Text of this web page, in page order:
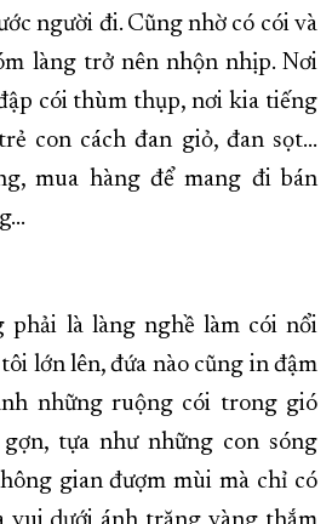
người đi. Cũng nhờ có cói và
làng trở nên nhộn nhịp. Nơi
cói thùm thụp, nơi kia tiếng
con cách đan giỏ, đan sọt…
mua hàng để mang đi bán
phải là làng nghề làm cói nổi
lớn lên, đứa nào cũng in đậm
những ruộng cói trong gió
tựa như những con sóng
gian đượm mùi mà chỉ có